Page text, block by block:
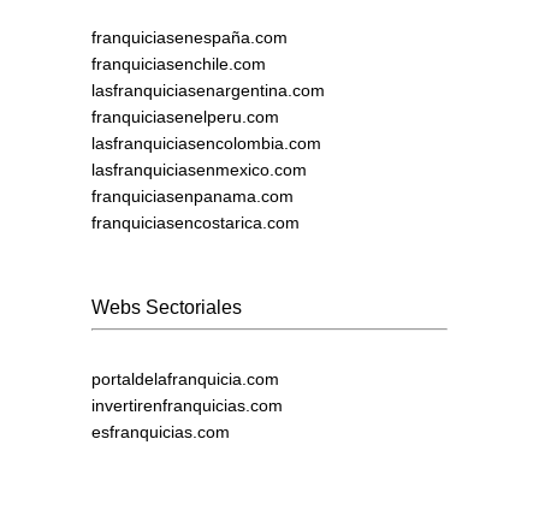
franquiciasenespaña.com
franquiciasenchile.com
lasfranquiciasenargentina.com
franquiciasenelperu.com
lasfranquiciasencolombia.com
lasfranquiciasenmexico.com
franquiciasenpanama.com
franquiciasencostarica.com
Webs Sectoriales
portaldelafranquicia.com
invertirenfranquicias.com
esfranquicias.com